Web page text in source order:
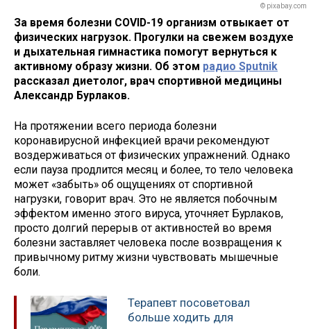
© pixabay.com
За время болезни COVID-19 организм отвыкает от
физических нагрузок. Прогулки на свежем воздухе
и дыхательная гимнастика помогут вернуться к
активному образу жизни. Об этом радио Sputnik
рассказал диетолог, врач спортивной медицины
Александр Бурлаков.
На протяжении всего периода болезни
коронавирусной инфекцией врачи рекомендуют
воздерживаться от физических упражнений. Однако
если пауза продлится месяц и более, то тело человека
может «забыть» об ощущениях от спортивной
нагрузки, говорит врач. Это не является побочным
эффектом именно этого вируса, уточняет Бурлаков,
просто долгий перерыв от активностей во время
болезни заставляет человека после возвращения к
привычному ритму жизни чувствовать мышечные
боли.
Терапевт посоветовал
больше ходить для